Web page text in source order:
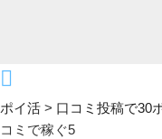
ポイ活 > 口コミ投稿で30
コミで稼ぐ5